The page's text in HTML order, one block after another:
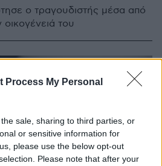
Process My Personal
sale, sharing to third parties, or
or sensitive information for
please use the below opt-out
Please note that after your
ο τραγουδιστής μέσα από
του